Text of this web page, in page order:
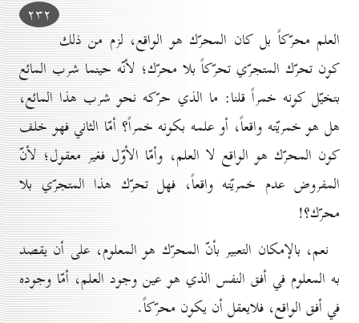
۲۳۲
العلم محرّكاً بل كان المحرّك هو الواقع، لزم من ذلك
كون تحرّك المتجرّي تحرّكاً بلا محرّك؛ لأنّه حينما شرب المائع
بتخيّل كونه خمراً قلنا: ما الذي حرّكه نحو شرب هذا المائع،
هل هو خمريّته واقعاً، أو علمه بكونه خمراً؟ أمّا الثاني فهو خلف
كون المحرّك هو الواقع لا العلم، وأمّا الأوّل فغير معقول؛ لأنّ
المفروض عدم خمريّته واقعاً، فهل تحرّك هذا المتجرّي بلا
محرّك؟!
نعم، بالإمكان التعبير بأنّ المحرّك هو المعلوم، على أن يقصد
به المعلوم في أفق النفس الذي هو عين وجود العلم، أمّا وجوده
في أفق الواقع، فلايعقل أن يكون محرّكاً.